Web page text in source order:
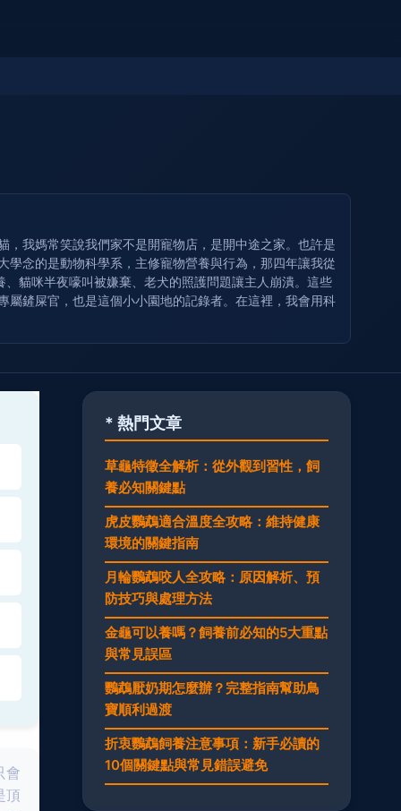
我媽常笑說我們家不是開寵物店，是開中途之家。也許是
念的是動物科學系，主修寵物營養與行為，那四年讓我從
貓咪半夜嚎叫被嫌棄、老犬的照護問題讓主人崩潰。這些
鏟屎官，也是這個小小園地的記錄者。在這裡，我會用科
會
頂
* 熱門文章
草龜特徵全解析：從外觀到習性，飼
養必知關鍵點
虎皮鸚鵡適合溫度全攻略：維持健康
環境的關鍵指南
月輪鸚鵡咬人全攻略：原因解析、預
防技巧與處理方法
金龜可以養嗎？飼養前必知的5大重點
與常見誤區
鸚鵡厭奶期怎麼辦？完整指南幫助鳥
寶順利過渡
折衷鸚鵡飼養注意事項：新手必讀的
10個關鍵點與常見錯誤避免